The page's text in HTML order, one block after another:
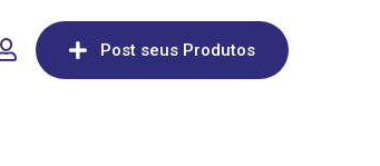
Post seus Produtos